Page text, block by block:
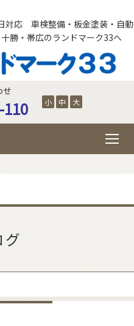
対応 車検整備・板金塗装・自動
勝・帯広のランドマーク33へ
せ
110 小 中 大
グ